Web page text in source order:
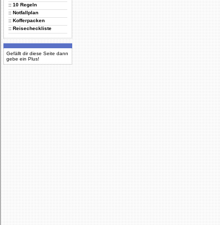
:: 10 Regeln
:: Notfallplan
:: Kofferpacken
:: Reisecheckliste
Gefällt dir diese Seite dann
gebe ein Plus!